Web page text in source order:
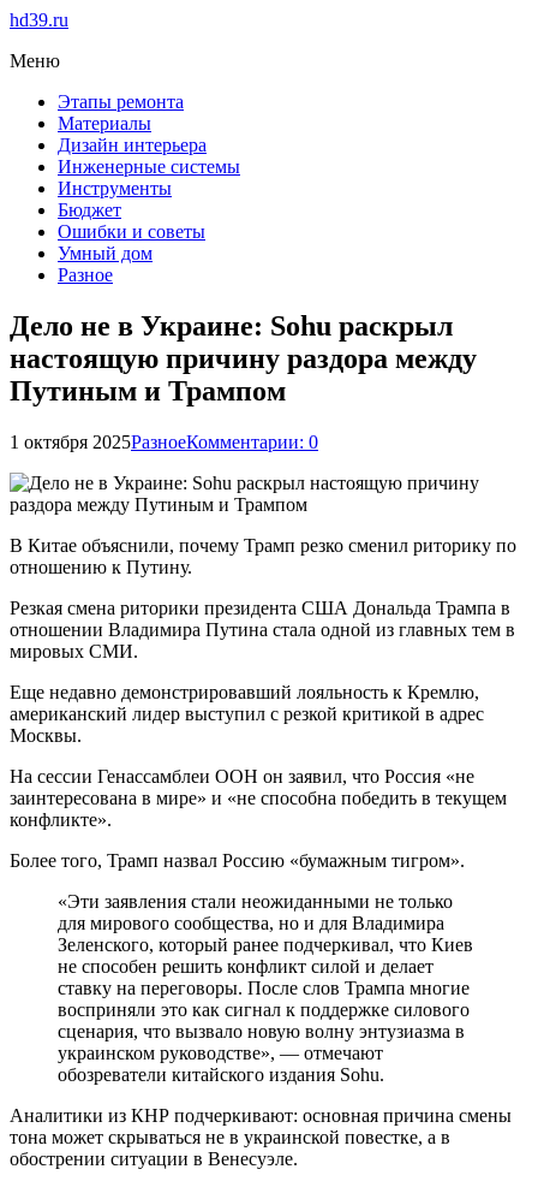
hd39.ru
Меню
Этапы ремонта
Материалы
Дизайн интерьера
Инженерные системы
Инструменты
Бюджет
Ошибки и советы
Умный дом
Разное
Дело не в Украине: Sohu раскрыл
настоящую причину раздора между
Путиным и Трампом
1 октября 2025РазноеКомментарии: 0
В Китае объяснили, почему Трамп резко сменил риторику по
отношению к Путину.
Резкая смена риторики президента США Дональда Трампа в
отношении Владимира Путина стала одной из главных тем в
мировых СМИ.
Еще недавно демонстрировавший лояльность к Кремлю,
американский лидер выступил с резкой критикой в адрес
Москвы.
На сессии Генассамблеи ООН он заявил, что Россия «не
заинтересована в мире» и «не способна победить в текущем
конфликте».
Более того, Трамп назвал Россию «бумажным тигром».
«Эти заявления стали неожиданными не только
для мирового сообщества, но и для Владимира
Зеленского, который ранее подчеркивал, что Киев
не способен решить конфликт силой и делает
ставку на переговоры. После слов Трампа многие
восприняли это как сигнал к поддержке силового
сценария, что вызвало новую волну энтузиазма в
украинском руководстве», — отмечают
обозреватели китайского издания Sohu.
Аналитики из КНР подчеркивают: основная причина смены
тона может скрываться не в украинской повестке, а в
обострении ситуации в Венесуэле.